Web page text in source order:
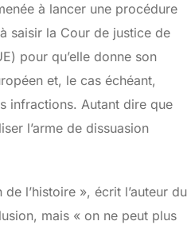
à lancer une procédure
saisir la Cour de justice de
pour qu’elle donne son
et, le cas échéant,
infractions. Autant dire que
l’arme de dissuasion
l’histoire », écrit l’auteur du
mais « on ne peut plus